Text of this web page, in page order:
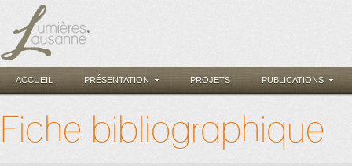
ACCUEIL PRÉSENTATION PROJETS PUBLICATIONS
Fiche bibliographique